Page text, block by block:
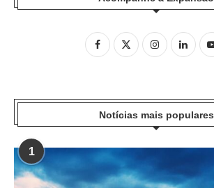
Notícias mais populares
1